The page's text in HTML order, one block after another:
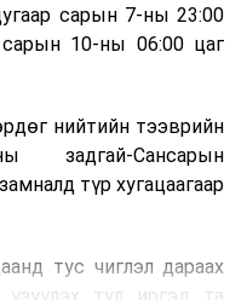
шатаах үйлдвэрээс
авах технологи
төвлөрсөн лаг
дулаан, цахилгаан
технологийг лагийн
сарын 7-ны 23:00
10-ны 06:00 цаг
нийтийн тээврийн
задгай-Сансарын
түр хугацаагаар
тус чиглэл дараах